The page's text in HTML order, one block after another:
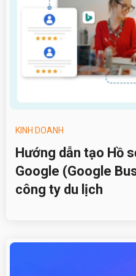
KINH DOANH
Hướng dẫn tạo Hồ
Google (Google
công ty du lịch